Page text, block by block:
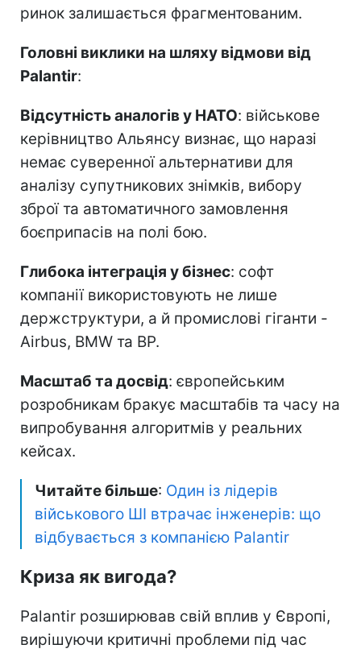
ринок залишається фрагментованим.
Головні виклики на шляху відмови від
Palantir:
Відсутність аналогів у НАТО: військове
керівництво Альянсу визнає, що наразі
немає суверенної альтернативи для
аналізу супутникових знімків, вибору
зброї та автоматичного замовлення
боєприпасів на полі бою.
Глибока інтеграція у бізнес: софт
компанії використовують не лише
держструктури, а й промислові гіганти -
Airbus, BMW та BP.
Масштаб та досвід: європейським
розробникам бракує масштабів та часу на
випробування алгоритмів у реальних
кейсах.
Читайте більше: Один із лідерів
військового ШІ втрачає інженерів: що
відбувається з компанією Palantir
Криза як вигода?
Palantir розширював свій вплив у Європі,
вирішуючи критичні проблеми під час